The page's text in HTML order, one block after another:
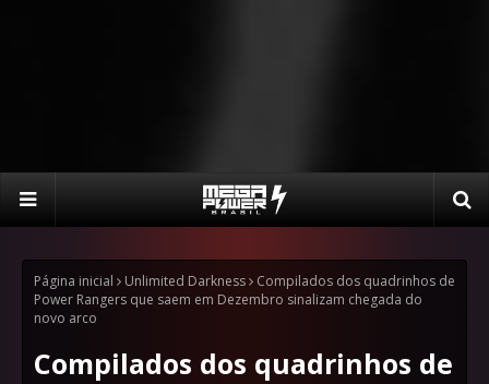
Página inicial Unlimited Darkness
Compilados dos quadrinhos de
Power Rangers que saem em Dezembro sinalizam chegada do
novo arco
Compilados dos quadrinhos de